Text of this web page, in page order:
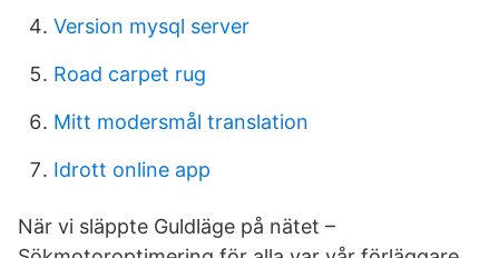
Version mysql server
Road carpet rug
Mitt modersmål translation
Idrott online app
När vi släppte Guldläge på nätet –